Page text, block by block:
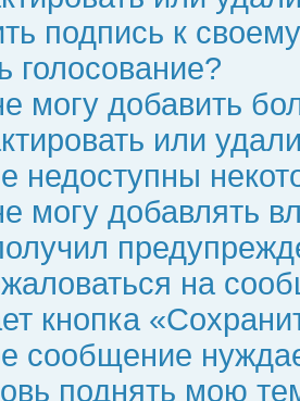
подпись к
голосование?
могу добавить
или
недоступны
могу добавлять
на
кнопка
сообщение
поднять мою